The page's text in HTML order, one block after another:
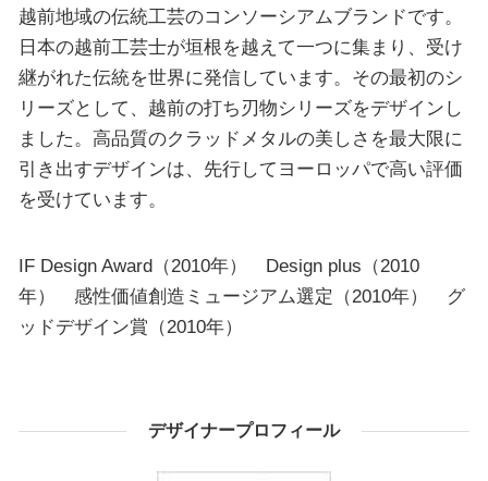
越前地域の伝統工芸のコンソーシアムブランドです。
日本の越前工芸士が垣根を越えて一つに集まり、受け
継がれた伝統を世界に発信しています。その最初のシ
リーズとして、越前の打ち刃物シリーズをデザインし
ました。高品質のクラッドメタルの美しさを最大限に
引き出すデザインは、先行してヨーロッパで高い評価
を受けています。
IF Design Award（2010年） Design plus（2010
年） 感性価値創造ミュージアム選定（2010年） グ
ッドデザイン賞（2010年）
デザイナープロフィール